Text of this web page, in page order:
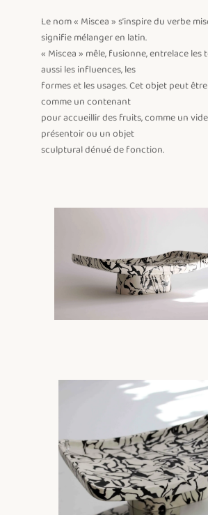
Le nom « Miscea » s’inspire du verbe
signifie mélanger en latin.
« Miscea » mêle, fusionne, entrelace les
aussi les influences, les
formes et les usages. Cet objet peut
comme un contenant
pour accueillir des fruits, comme un
présentoir ou un objet
sculptural dénué de fonction.